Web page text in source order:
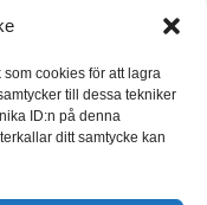
cookies för att lagra
till dessa tekniker
ID:n på denna
ditt samtycke kan
29 02